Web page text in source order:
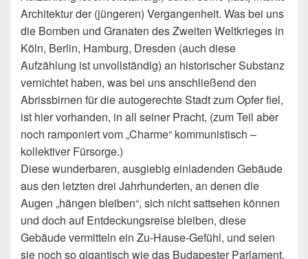
Architektur der (jüngeren) Vergangenheit. Was bei uns
die Bomben und Granaten des Zweiten Weltkrieges in
Köln, Berlin, Hamburg, Dresden (auch diese
Aufzählung ist unvollständig) an historischer Substanz
vernichtet haben, was bei uns anschließend den
Abrissbirnen für die autogerechte Stadt zum Opfer fiel,
ist hier vorhanden, in all seiner Pracht, (zum Teil aber
noch ramponiert vom „Charme“ kommunistisch –
kollektiver Fürsorge.)
Diese wunderbaren, ausgiebig einladenden Gebäude
aus den letzten drei Jahrhunderten, an denen die
Augen „hängen bleiben“, sich nicht sattsehen können
und doch auf Entdeckungsreise bleiben, diese
Gebäude vermitteln ein Zu-Hause-Gefühl, und seien
sie noch so gigantisch wie das Budapester Parlament,